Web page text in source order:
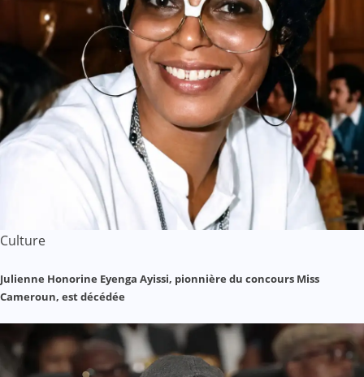
Culture
Julienne Honorine Eyenga Ayissi, pionnière du concours Miss
Cameroun, est décédée